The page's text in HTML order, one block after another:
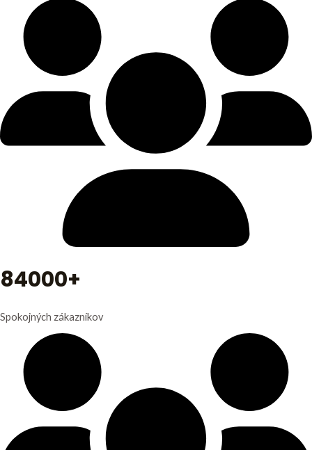
84000+
Spokojných zákazníkov